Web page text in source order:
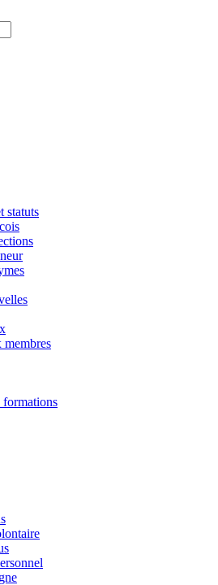
statuts
membres
formations